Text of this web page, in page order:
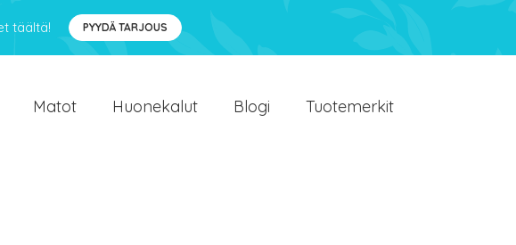
täältä! PYYDÄ TARJOUS
Matot Huonekalut Blogi Tuotemerkit